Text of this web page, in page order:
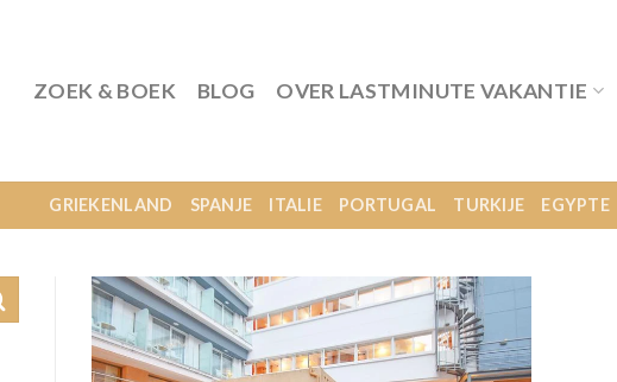
ZOEK & BOEK BLOG OVER LASTMINUTE VAKANTIE
GRIEKENLAND SPANJE ITALIE PORTUGAL TURKIJE EGYPTE